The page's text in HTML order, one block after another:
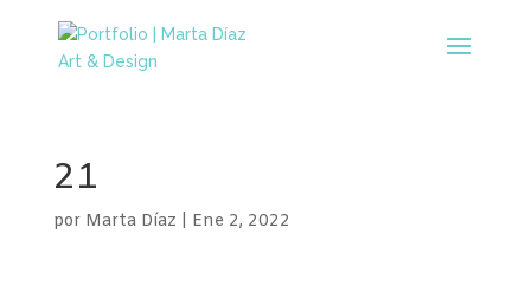
21
por Marta Díaz Ene 2, 2022